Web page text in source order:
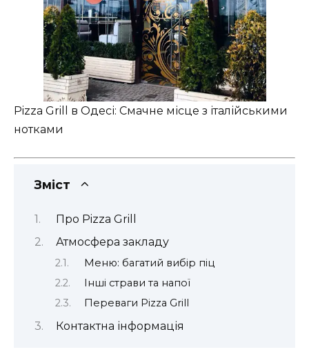
Pizza Grill в Одесі: Смачне місце з італійськими
нотками
Зміст
Про Pizza Grill
Атмосфера закладу
Меню: багатий вибір піц
Інші страви та напої
Переваги Pizza Grill
Контактна інформація